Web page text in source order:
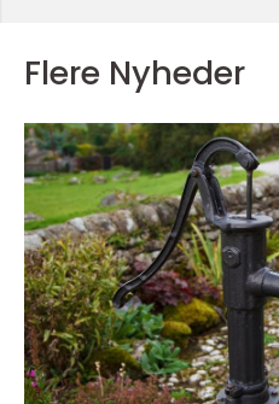
Flere Nyheder